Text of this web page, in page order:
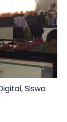
Siswa
UMKM